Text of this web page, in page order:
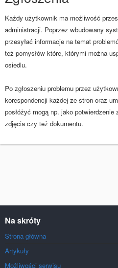
Każdy użytkownik ma możliwość
administracji. Poprzez wbudowany
przesyłać informacje na temat
też pomysłów które, którymi można
osiedlu.
Po zgłoszeniu problemu przez
korespondencji każdej ze stron oraz
posłóżyć mogą np. jako
zdjęcia czy też dokumentu.
Na skróty
Strona główna
Artykuły
Możliwości serwisu